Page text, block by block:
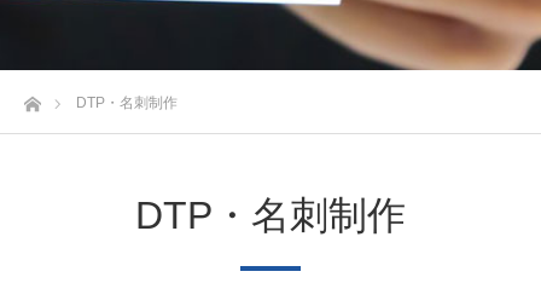
ホームDTP・名刺制作
DTP・名刺制作